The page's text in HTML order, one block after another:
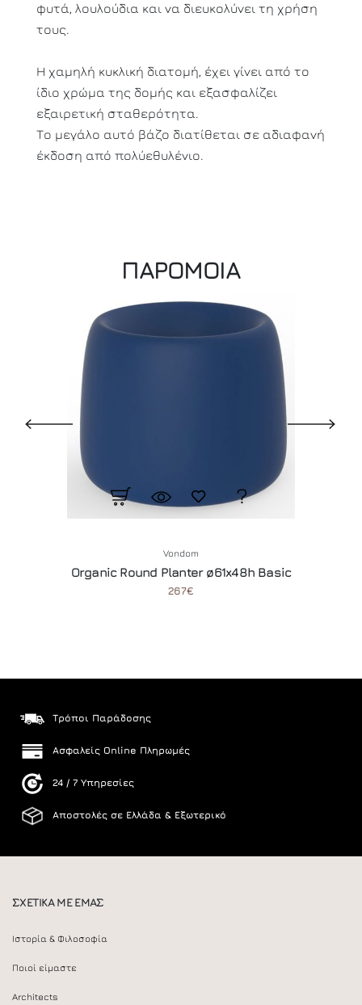
φυτά, λουλούδια και να διευκολύνει τη χρήση
τους.
Η χαμηλή κυκλική διατομή, έχει γίνει από το
ίδιο χρώμα της δομής και εξασφαλίζει
εξαιρετική σταθερότητα.
Το μεγάλο αυτό βάζο διατίθεται σε αδιαφανή
έκδοση από πολύεθυλένιο.
ΠΑΡΟΜΟΙΑ
Vondom
Organic Round Planter ø61x48h Basic
267€
Τρόποι Παράδοσης
Ασφαλείς Online Πληρωμές
24 / 7 Υπηρεσίες
Αποστολές σε Ελλάδα & Εξωτερικό
ΣΧΕΤΙΚΑ ΜΕ ΕΜΑΣ
Ιστορία & Φιλοσοφία
Ποιοί είμαστε
Architects